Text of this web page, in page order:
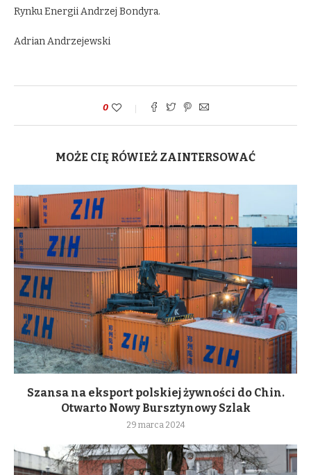
Rynku Energii Andrzej Bondyra.
Adrian Andrzejewski
0
MOŻE CIĘ RÓWIEŻ ZAINTERSOWAĆ
Szansa na eksport polskiej żywności do Chin.
Otwarto Nowy Bursztynowy Szlak
29 marca 2024